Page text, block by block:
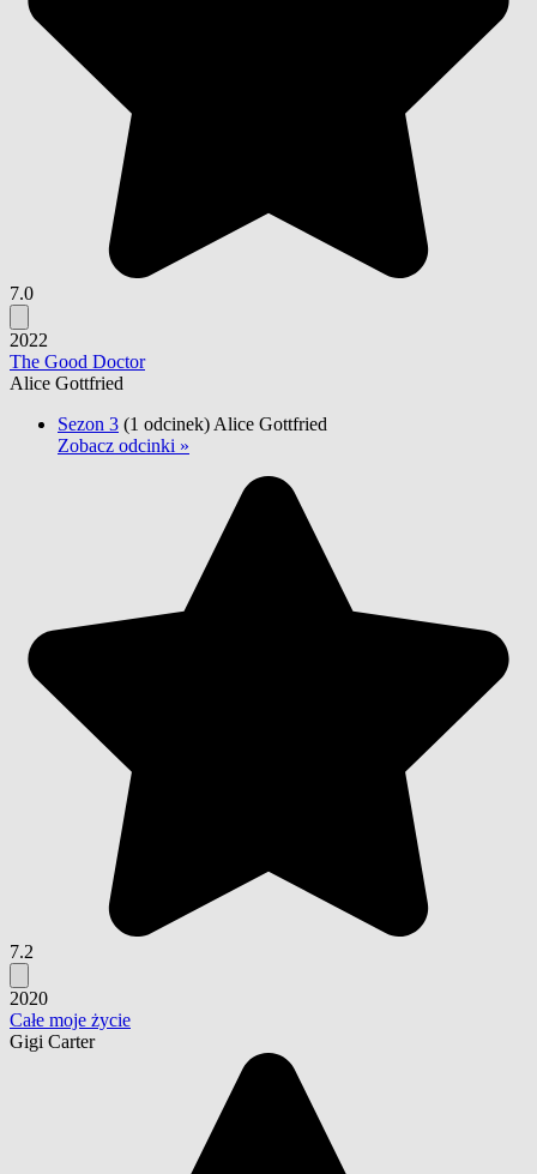
7.0
2022
The Good Doctor
Alice Gottfried
Sezon 3 (1 odcinek) Alice Gottfried
Zobacz odcinki »
7.2
2020
Całe moje życie
Gigi Carter